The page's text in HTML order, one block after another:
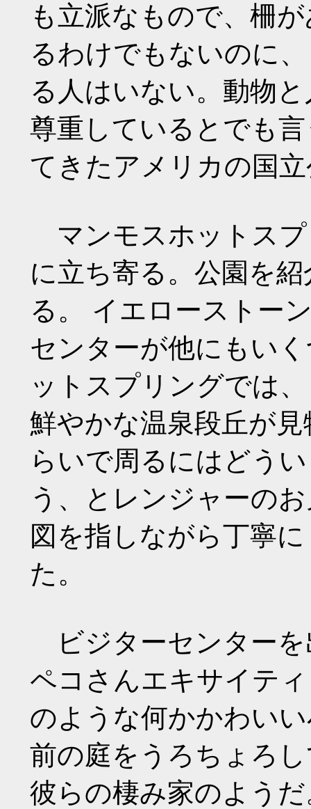
も立派なもので、柵
るわけでもないのに
る人はいない。動物
尊重しているとでも
てきたアメリカの国
マンモスホットスプ
に立ち寄る。公園を
る。 イエローストー
センターが他にもい
ットスプリングでは
鮮やかな温泉段丘が
らいで周るにはどう
う、とレンジャーの
図を指しながら丁寧
た。
ビジターセンターを
ペコさんエキサイテ
のような何かかわい
前の庭をうろちょろ
彼らの棲み家のようだ